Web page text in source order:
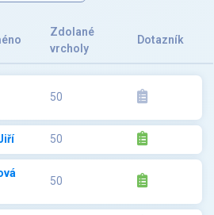
Zdolané
vrcholy
Dotazník
50
50
50